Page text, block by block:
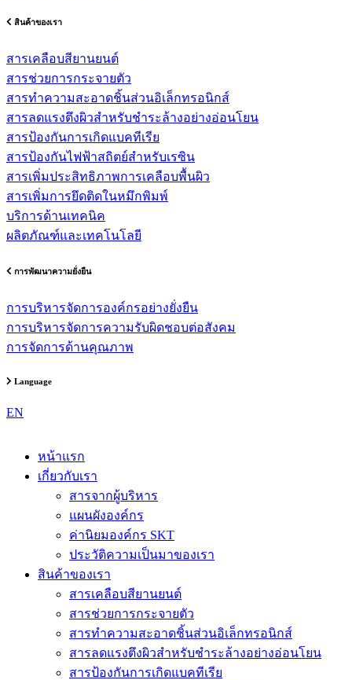
สินค้าของเรา
สารเคลือบสียานยนต์
สารช่วยการกระจายตัว
สารทำความสะอาดชิ้นส่วนอิเล็กทรอนิกส์
สารลดแรงตึงผิวสำหรับชำระล้างอย่างอ่อนโยน
สารป้องกันการเกิดแบคทีเรีย
สารป้องกันไฟฟ้าสถิตย์สำหรับเรซิน
สารเพิ่มประสิทธิภาพการเคลือบพื้นผิว
สารเพิ่มการยึดติดในหมึกพิมพ์
บริการด้านเทคนิค
ผลิตภัณฑ์และเทคโนโลยี
การพัฒนาความยั่งยืน
การบริหารจัดการองค์กรอย่างยั่งยืน
การบริหารจัดการความรับผิดชอบต่อสังคม
การจัดการด้านคุณภาพ
Language
EN
หน้าแรก
เกี่ยวกับเรา
สารจากผู้บริหาร
แผนผังองค์กร
ค่านิยมองค์กร SKT
ประวัติความเป็นมาของเรา
สินค้าของเรา
สารเคลือบสียานยนต์
สารช่วยการกระจายตัว
สารทำความสะอาดชิ้นส่วนอิเล็กทรอนิกส์
สารลดแรงตึงผิวสำหรับชำระล้างอย่างอ่อนโยน
สารป้องกันการเกิดแบคทีเรีย